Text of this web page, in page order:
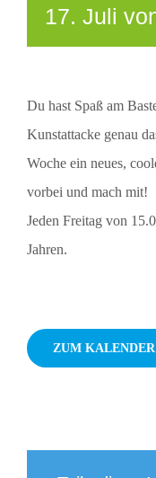
17. Juli
Du hast Spaß am
Kunstattacke genau
Woche ein neues,
vorbei und mach mit!
Jeden Freitag von
Jahren.
ZUM